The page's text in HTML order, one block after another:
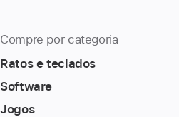
Compre por categoria
Ratos e teclados
Software
Jogos